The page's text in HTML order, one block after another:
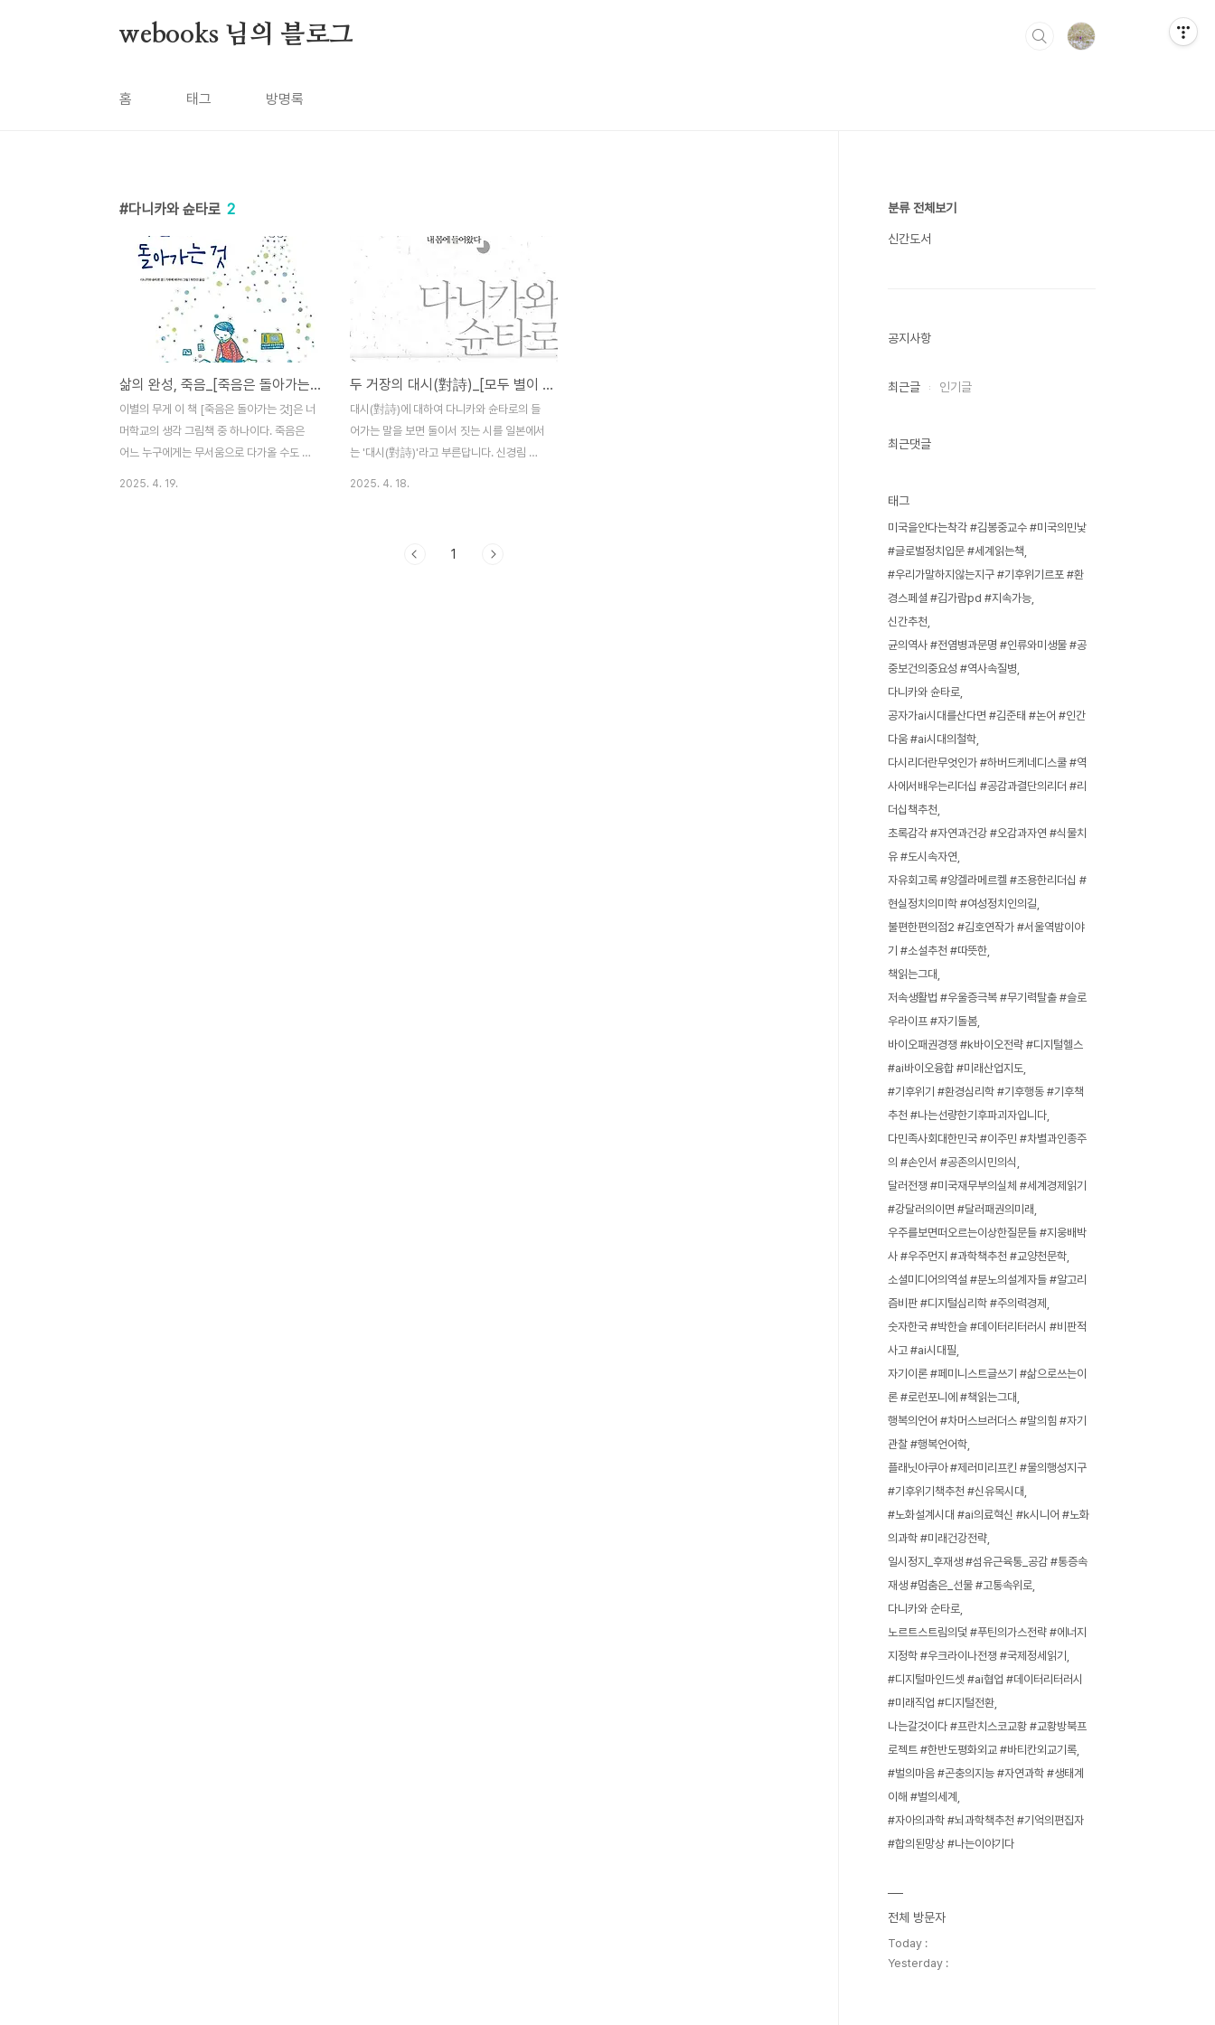
webooks 님의 블로그
홈 태그 방명록
다니카와 슌타로 2
삶의 완성, 죽음_[죽음은 돌아가는 것]
이별의 무게 이 책 [죽음은 돌아가는 것]은 너
머학교의 생각 그림책 중 하나이다. 죽음은
어느 누구에게는 무서움으로 다가올 수도 있
2025. 4. 19.
두 거장의 대시(對詩)_[모두 별이 되어 내 몸에 들어왔다]
대시(對詩)에 대하여 다니카와 슌타로의 들
어가는 말을 보면 둘이서 짓는 시를 일본에서
는 '대시(對詩)'라고 부른답니다. 신경림 시
니 받거니하며 써내려간 시는 삶을 진솔하게
2025. 4. 18.
1
분류 전체보기
신간도서
공지사항
최근글 인기글
최근댓글
태그
미국을안다는착각 #김봉중교수 #미국의민낯
#글로벌정치입문 #세계읽는책
#우리가말하지않는지구 #기후위기르포 #환
경스페셜 #김가람pd #지속가능
신간추천
균의역사 #전염병과문명 #인류와미생물 #공
중보건의중요성 #역사속질병
다니카와 슌타로
공자가ai시대를산다면 #김준태 #논어 #인간
다움 #ai시대의철학
다시리더란무엇인가 #하버드케네디스쿨 #역
사에서배우는리더십 #공감과결단의리더 #리
더십책추천
초록감각 #자연과건강 #오감과자연 #식물치
유 #도시속자연
자유회고록 #앙겔라메르켈 #조용한리더십 #
현실정치의미학 #여성정치인의길
불편한편의점2 #김호연작가 #서울역밤이야
기 #소설추천 #따뜻한
책읽는그대
저속생활법 #우울증극복 #무기력탈출 #슬로
우라이프 #자기돌봄
바이오패권경쟁 #k바이오전략 #디지털헬스
#ai바이오융합 #미래산업지도
#기후위기 #환경심리학 #기후행동 #기후책
추천 #나는선량한기후파괴자입니다
다민족사회대한민국 #이주민 #차별과인종주
의 #손인서 #공존의시민의식
달러전쟁 #미국재무부의실체 #세계경제읽기
#강달러의이면 #달러패권의미래
우주를보면떠오르는이상한질문들 #지웅배박
사 #우주먼지 #과학책추천 #교양천문학
소셜미디어의역설 #분노의설계자들 #알고리
즘비판 #디지털심리학 #주의력경제
숫자한국 #박한슬 #데이터리터러시 #비판적
사고 #ai시대필
자기이론 #페미니스트글쓰기 #삶으로쓰는이
론 #로런포니에 #책읽는그대
행복의언어 #차머스브러더스 #말의힘 #자기
관찰 #행복언어학
플래닛아쿠아 #제러미리프킨 #물의행성지구
#기후위기책추천 #신유목시대
#노화설계시대 #ai의료혁신 #k시니어 #노화
의과학 #미래건강전략
일시정지_후재생 #섬유근육통_공감 #통증속
재생 #멈춤은_선물 #고통속위로
다니카와 순타로
노르트스트림의덫 #푸틴의가스전략 #에너지
지정학 #우크라이나전쟁 #국제정세읽기
#디지털마인드셋 #ai협업 #데이터리터러시
#미래직업 #디지털전환
나는갈것이다 #프란치스코교황 #교황방북프
로젝트 #한반도평화외교 #바티칸외교기록
#벌의마음 #곤충의지능 #자연과학 #생태계
이해 #벌의세계
#자아의과학 #뇌과학책추천 #기억의편집자
#합의된망상 #나는이야기다
전체 방문자
Today :
Yesterday :